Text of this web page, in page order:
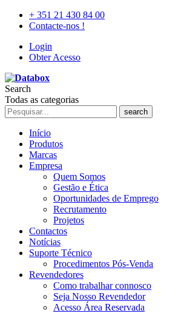
+ 351 21 430 84 00
Contacte-nos !
Login
Obter Acesso
Search
Todas as categorias
search
Início
Produtos
Marcas
Empresa
Quem Somos
Gestão e Ética
Oportunidades de Emprego
Recrutamento
Projetos
Contactos
Notícias
Suporte Técnico
Procedimentos Pós-Venda
Revendedores
Como trabalhar connosco
Seja Nosso Revendedor
Acesso Área Reservada